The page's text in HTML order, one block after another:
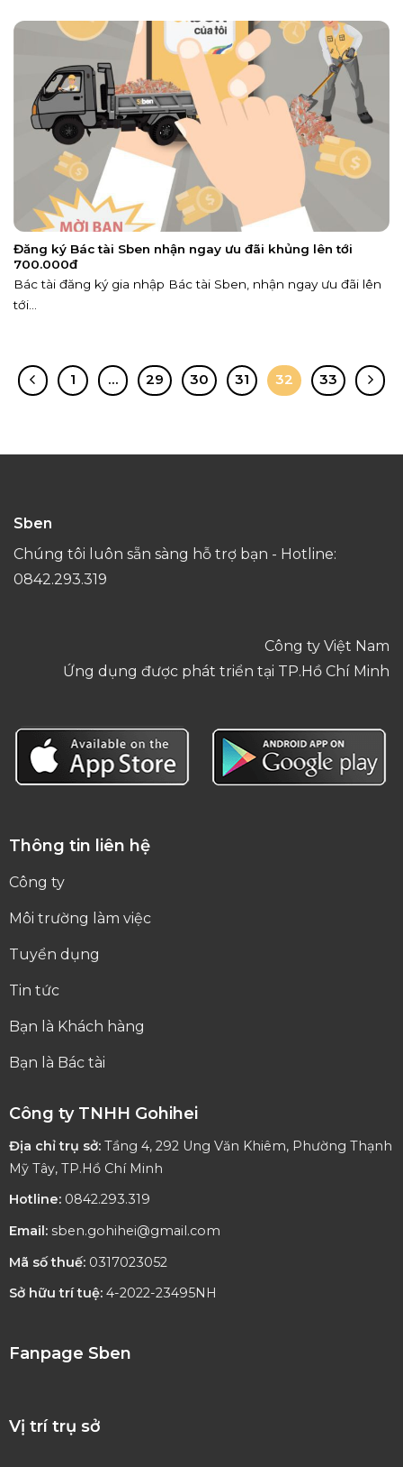
Đăng ký Bác tài Sben nhận ngay ưu đãi khủng lên tới
700.000đ
Bác tài đăng ký gia nhập Bác tài Sben, nhận ngay ưu đãi lên
tới...
1 … 29 30 31 32 33
Sben
Chúng tôi luôn sẵn sàng hỗ trợ bạn - Hotline:
0842.293.319
Công ty Việt Nam
Ứng dụng được phát triển tại TP.Hồ Chí Minh
Thông tin liên hệ
Công ty
Môi trường làm việc
Tuyển dụng
Tin tức
Bạn là Khách hàng
Bạn là Bác tài
Công ty TNHH Gohihei
Địa chỉ trụ sở:Tầng 4, 292 Ung Văn Khiêm, Phường Thạnh
Mỹ Tây, TP.Hồ Chí Minh
Hotline:0842.293.319
Email: sben.gohihei@gmail.com
Mã số thuế:0317023052
Sở hữu trí tuệ:4-2022-23495NH
Fanpage Sben
Vị trí trụ sở